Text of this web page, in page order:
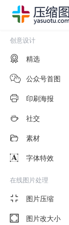
创意设计
精选
公众号首图
印刷海报
社交
素材
字体特效
在线图片处理
图片压缩
图片改大小